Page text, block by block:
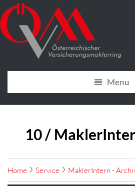
Menu
10 /
Home Service MaklerIntern -